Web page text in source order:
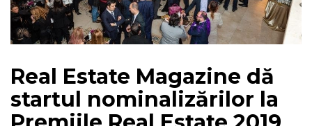
Real Estate Magazine dă
startul nominalizărilor la